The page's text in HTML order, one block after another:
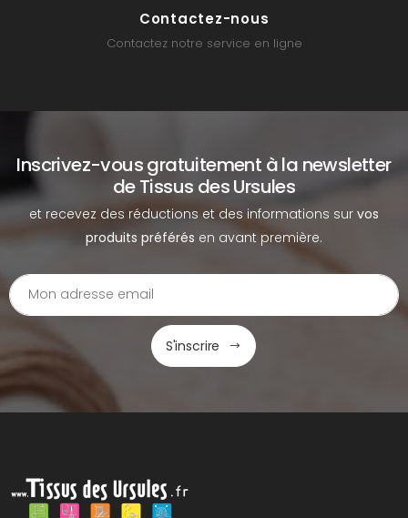
Contactez-nous
Contactez notre service en ligne
Inscrivez-vous gratuitement à la newsletter
de Tissus des Ursules
et recevez des réductions et des informations sur vos
produits préférés en avant première.
S'inscrire